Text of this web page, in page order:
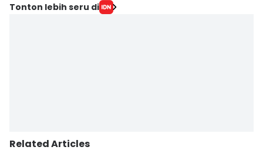
Tonton lebih seru di
Related Articles